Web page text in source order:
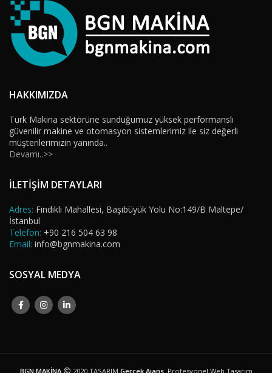
HAKKIMIZDA
Türk Makina sektörüne sunduğumuz yüksek performanslı
güvenilir makine ve otomasyon sistemlerimiz ile siz değerli
müşterilerimizin yanında..
Devamı..>>
İLETİŞİM DETAYLARI
Adres: Fındıklı Mahallesi, Başıbüyük Yolu No:149/B Maltepe/
İstanbul
Telefon: +90 216 504 63 98
Email: info@bgnmakina.com
SOSYAL MEDYA
BGN MAKİNA 2020 TASARIM Gerçek Ajans. Profesyonel Web Tasarım